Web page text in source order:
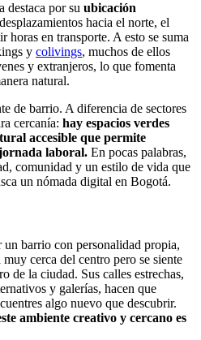
destaca por su ubicación
hacia el norte, el
horas en transporte. A esto se suma
y colivings, muchos de ellos
y extranjeros, lo que fomenta
natural.
de barrio. A diferencia de sectores
cercanía: hay espacios verdes
accesible que permite
jornada laboral. En pocas palabras,
comunidad y un estilo de vida que
un nómada digital en Bogotá.
barrio con personalidad propia,
cerca del centro pero se siente
de la ciudad. Sus calles estrechas,
y galerías, hacen que
algo nuevo que descubrir.
ambiente creativo y cercano es